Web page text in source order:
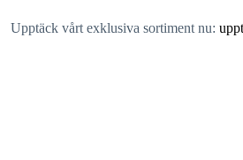
Upptäck vårt exklusiva sortiment nu: